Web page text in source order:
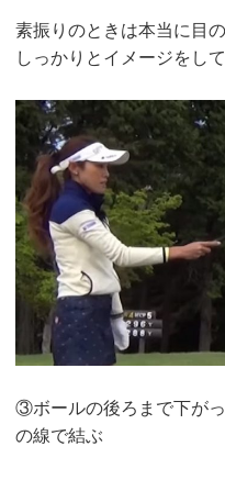
素振りのときは本当に目
しっかりとイメージをし
③ボールの後ろまで下が
の線で結ぶ